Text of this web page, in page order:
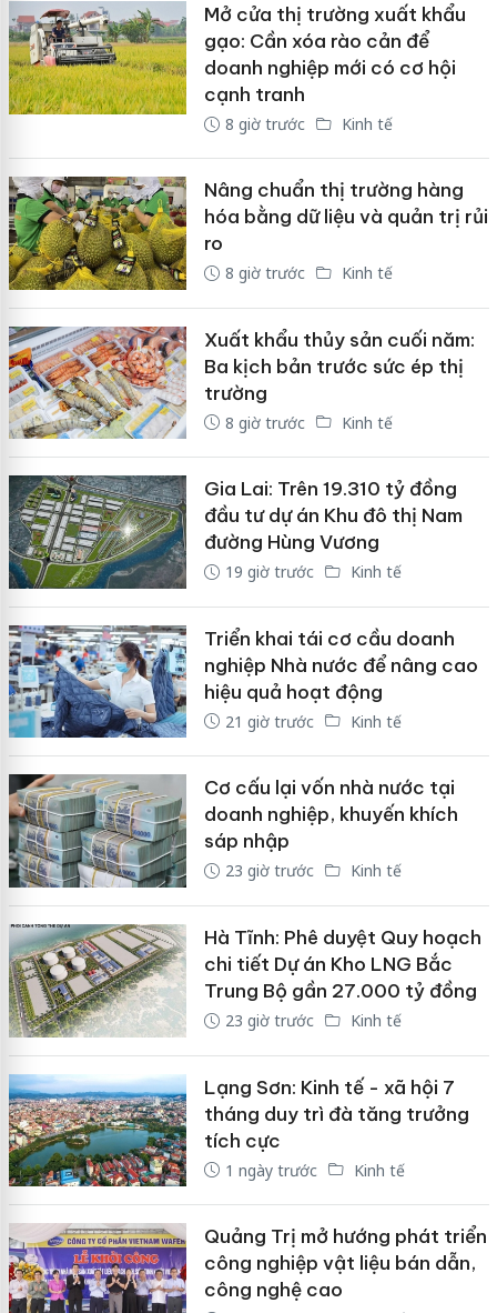
Mở cửa thị trường xuất khẩu
gạo: Cần xóa rào cản để
doanh nghiệp mới có cơ hội
cạnh tranh
8 giờ trước Kinh tế
Nâng chuẩn thị trường hàng
hóa bằng dữ liệu và quản trị rủi
ro
8 giờ trước Kinh tế
Xuất khẩu thủy sản cuối năm:
Ba kịch bản trước sức ép thị
trường
8 giờ trước Kinh tế
Gia Lai: Trên 19.310 tỷ đồng
đầu tư dự án Khu đô thị Nam
đường Hùng Vương
19 giờ trước Kinh tế
Triển khai tái cơ cầu doanh
nghiệp Nhà nước để nâng cao
hiệu quả hoạt động
21 giờ trước Kinh tế
Cơ cấu lại vốn nhà nước tại
doanh nghiệp, khuyến khích
sáp nhập
23 giờ trước Kinh tế
Hà Tĩnh: Phê duyệt Quy hoạch
chi tiết Dự án Kho LNG Bắc
Trung Bộ gần 27.000 tỷ đồng
23 giờ trước Kinh tế
Lạng Sơn: Kinh tế - xã hội 7
tháng duy trì đà tăng trưởng
tích cực
1 ngày trước Kinh tế
Quảng Trị mở hướng phát triển
công nghiệp vật liệu bán dẫn,
công nghệ cao